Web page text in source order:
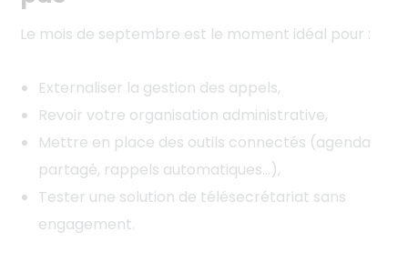
Le mois de septembre est le moment idéal pour :
Externaliser la gestion des appels,
Revoir votre organisation administrative,
Mettre en place des outils connectés (agenda
partagé, rappels automatiques…),
Tester une solution de télésecrétariat sans
engagement.